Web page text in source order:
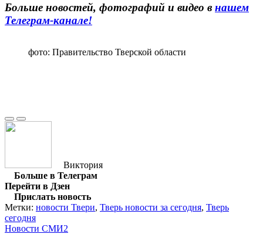
Больше новостей, фотографий и видео в нашем
Телеграм-канале!
фото: Правительство Тверской области
Виктория
Больше в Телеграм
Перейти в Дзен
Прислать новость
Метки: новости Твери, Тверь новости за сегодня, Тверь
сегодня
Новости СМИ2